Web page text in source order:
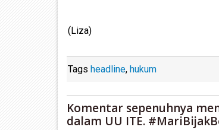
(Liza)
Tags headline, hukum
Komentar sepenuhnya
dalam UU ITE.